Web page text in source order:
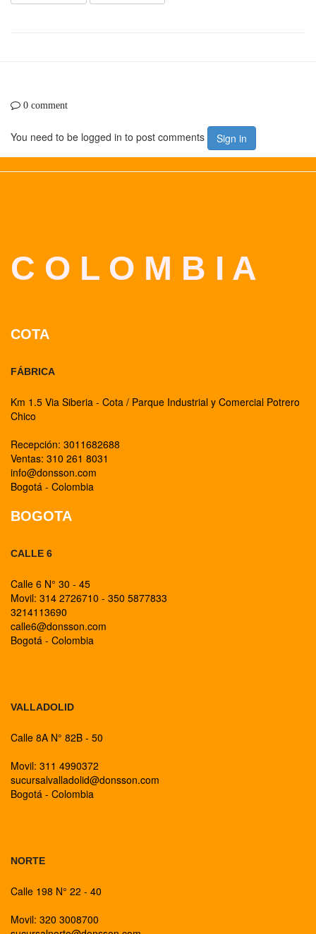
0 comment
You need to be logged in to post comments Sign in
C O L O M B I A
COTA
FÁBRICA
Km 1.5 Via Siberia - Cota / Parque Industrial y Comercial Potrero
Chico
Recepción: 3011682688
Ventas: 310 261 8031
info@donsson.com
Bogotá - Colombia
BOGOTA
CALLE 6
Calle 6 N° 30 - 45
Movil: 314 2726710 - 350 5877833
3214113690
calle6@donsson.com
Bogotá - Colombia
VALLADOLID
Calle 8A N° 82B - 50
Movil: 311 4990372
sucursalvalladolid@donsson.com
Bogotá - Colombia
NORTE
Calle 198 N° 22 - 40
Movil: 320 3008700